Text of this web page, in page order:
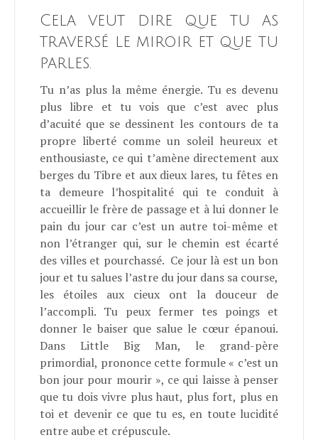
Cela veut dire que tu as
traversé le miroir et que tu
parles.
Tu n’as plus la même énergie. Tu es devenu
plus libre et tu vois que c’est avec plus
d’acuité que se dessinent les contours de ta
propre liberté comme un soleil heureux et
enthousiaste, ce qui t’amène directement aux
berges du Tibre et aux dieux lares, tu fêtes en
ta demeure l’hospitalité qui te conduit à
accueillir le frère de passage et à lui donner le
pain du jour car c’est un autre toi-même et
non l’étranger qui, sur le chemin est écarté
des villes et pourchassé. Ce jour là est un bon
jour et tu salues l’astre du jour dans sa course,
les étoiles aux cieux ont la douceur de
l’accompli. Tu peux fermer tes poings et
donner le baiser que salue le cœur épanoui.
Dans Little Big Man, le grand-père
primordial, prononce cette formule « c’est un
bon jour pour mourir », ce qui laisse à penser
que tu dois vivre plus haut, plus fort, plus en
toi et devenir ce que tu es, en toute lucidité
entre aube et crépuscule.